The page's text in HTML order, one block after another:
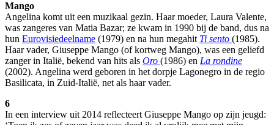
Mango
Angelina komt uit een muzikaal gezin. Haar moeder, Laura Valente,
was zangeres van Matia Bazar; ze kwam in 1990 bij de band, dus na
hun Eurovisiedeelname (1979) en na hun megahit Ti sento (1985).
Haar vader, Giuseppe Mango (of kortweg Mango), was een geliefd
zanger in Italië, bekend van hits als Oro (1986) en La rondine
(2002). Angelina werd geboren in het dorpje Lagonegro in de regio
Basilicata, in Zuid-Italië, net als haar vader.
6
In een interview uit 2014 reflecteert Giuseppe Mango op zijn jeugd: